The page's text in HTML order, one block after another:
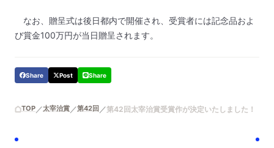
なお、贈呈式は後日都内で開催され、受賞者には記念品およ
び賞金100万円が当日贈呈されます。
Share Post Share
TOP 太宰治賞 第42回 第42回太宰治賞受賞作が決定いたしました！